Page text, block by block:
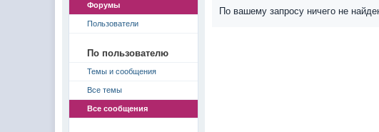
Форумы
Пользователи
По пользователю
Темы и сообщения
Все темы
Все сообщения
По вашему запросу ничего не